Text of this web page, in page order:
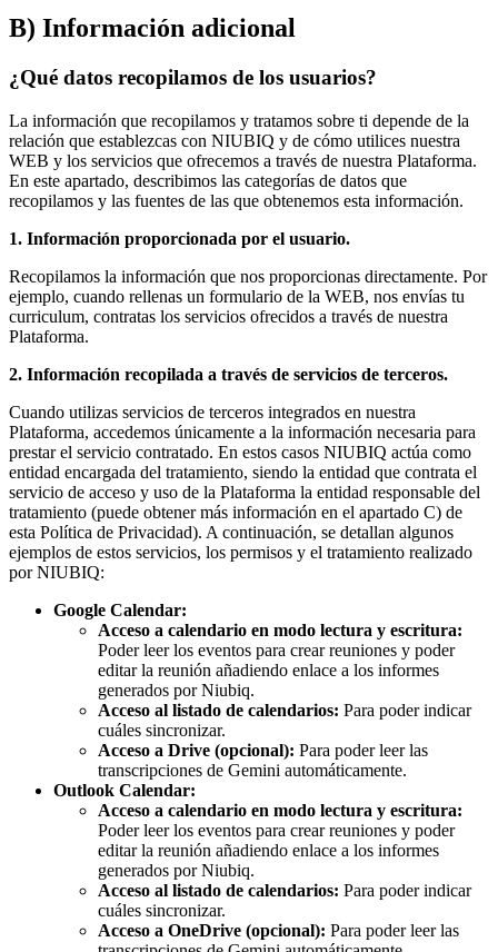
B) Información adicional
¿Qué datos recopilamos de los usuarios?
La información que recopilamos y tratamos sobre ti depende de la
relación que establezcas con NIUBIQ y de cómo utilices nuestra
WEB y los servicios que ofrecemos a través de nuestra Plataforma.
En este apartado, describimos las categorías de datos que
recopilamos y las fuentes de las que obtenemos esta información.
1. Información proporcionada por el usuario.
Recopilamos la información que nos proporcionas directamente. Por
ejemplo, cuando rellenas un formulario de la WEB, nos envías tu
curriculum, contratas los servicios ofrecidos a través de nuestra
Plataforma.
2. Información recopilada a través de servicios de terceros.
Cuando utilizas servicios de terceros integrados en nuestra
Plataforma, accedemos únicamente a la información necesaria para
prestar el servicio contratado. En estos casos NIUBIQ actúa como
entidad encargada del tratamiento, siendo la entidad que contrata el
servicio de acceso y uso de la Plataforma la entidad responsable del
tratamiento (puede obtener más información en el apartado C) de
esta Política de Privacidad). A continuación, se detallan algunos
ejemplos de estos servicios, los permisos y el tratamiento realizado
por NIUBIQ:
Google Calendar:
Acceso a calendario en modo lectura y escritura:
Poder leer los eventos para crear reuniones y poder
editar la reunión añadiendo enlace a los informes
generados por Niubiq.
Acceso al listado de calendarios: Para poder indicar
cuáles sincronizar.
Acceso a Drive (opcional): Para poder leer las
transcripciones de Gemini automáticamente.
Outlook Calendar:
Acceso a calendario en modo lectura y escritura:
Poder leer los eventos para crear reuniones y poder
editar la reunión añadiendo enlace a los informes
generados por Niubiq.
Acceso al listado de calendarios: Para poder indicar
cuáles sincronizar.
Acceso a OneDrive (opcional): Para poder leer las